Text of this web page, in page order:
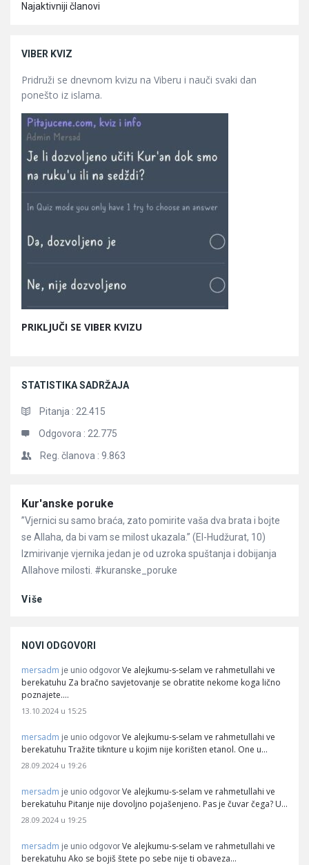
Najaktivniji članovi
VIBER KVIZ
Pridruži se dnevnom kvizu na Viberu i nauči svaki dan
ponešto iz islama.
PRIKLJUČI SE VIBER KVIZU
STATISTIKA SADRŽAJA
Pitanja : 22.415
Odgovora : 22.775
Reg. članova : 9.863
Članci
Kur'anske poruke
”Vjernici su samo braća, zato pomirite vaša dva brata i bojte
se Allaha, da bi vam se milost ukazala.” (El-Hudžurat, 10)
Izmirivanje vjernika jedan je od uzroka spuštanja i dobijanja
Allahove milosti. #kuranske_poruke
Više
NOVI ODGOVORI
mersadm je unio odgovor Ve alejkumu-s-selam ve rahmetullahi ve
berekatuhu Za bračno savjetovanje se obratite nekome koga lično
poznajete.…
13.10.2024 u 15:25
mersadm je unio odgovor Ve alejkumu-s-selam ve rahmetullahi ve
berekatuhu Tražite tiknture u kojim nije korišten etanol. One u…
28.09.2024 u 19:26
mersadm je unio odgovor Ve alejkumu-s-selam ve rahmetullahi ve
berekatuhu Pitanje nije dovoljno pojašenjeno. Pas je čuvar čega? U…
28.09.2024 u 19:25
mersadm je unio odgovor Ve alejkumu-s-selam ve rahmetullahi ve
berekatuhu Ako se bojiš štete po sebe nije ti obaveza…